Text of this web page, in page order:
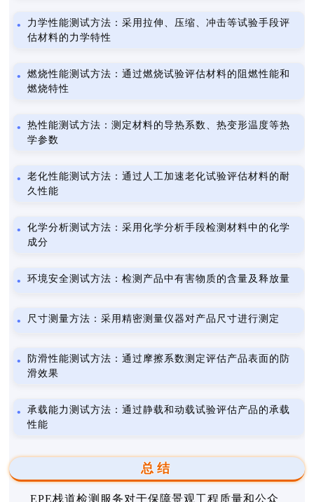
力学性能测试方法：采用拉伸、压缩、冲击等试验手段评
估材料的力学特性
燃烧性能测试方法：通过燃烧试验评估材料的阻燃性能和
燃烧特性
热性能测试方法：测定材料的导热系数、热变形温度等热
学参数
老化性能测试方法：通过人工加速老化试验评估材料的耐
久性能
化学分析测试方法：采用化学分析手段检测材料中的化学
成分
环境安全测试方法：检测产品中有害物质的含量及释放量
尺寸测量方法：采用精密测量仪器对产品尺寸进行测定
防滑性能测试方法：通过摩擦系数测定评估产品表面的防
滑效果
承载能力测试方法：通过静载和动载试验评估产品的承载
性能
总结
EPE栈道检测服务对于保障景观工程质量和公众